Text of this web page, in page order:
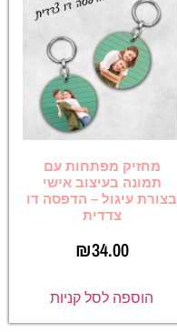
מחזיק מפתחות עם
תמונה בעיצוב אישי
בצורת עיגול – הדפסה דו
צדדית
₪34.00
הוספה לסל קניות